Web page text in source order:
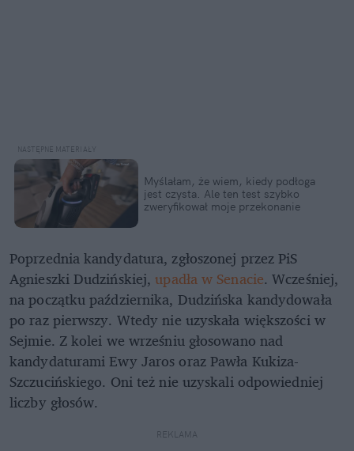
Myślałam, że wiem, kiedy podłoga
jest czysta. Ale ten test szybko
zweryfikował moje przekonanie
Poprzednia kandydatura, zgłoszonej przez PiS
Agnieszki Dudzińskiej,upadła w Senacie. Wcześniej,
na początku października, Dudzińska kandydowała
po raz pierwszy. Wtedy nie uzyskała większości w
Sejmie. Z kolei we wrześniu głosowano nad
kandydaturami Ewy Jaros oraz Pawła Kukiza-
Szczucińskiego. Oni też nie uzyskali odpowiedniej
liczby głosów.
REKLAMA